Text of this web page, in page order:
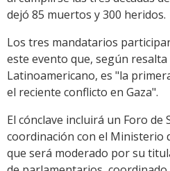
dejó 85 muertos y 300 heridos.
Los tres mandatarios
este evento que, según resalta
Latinoamericano, es "la
el reciente conflicto en Gaza".
El cónclave incluirá un Foro
coordinación con el Ministerio
que será moderado por su